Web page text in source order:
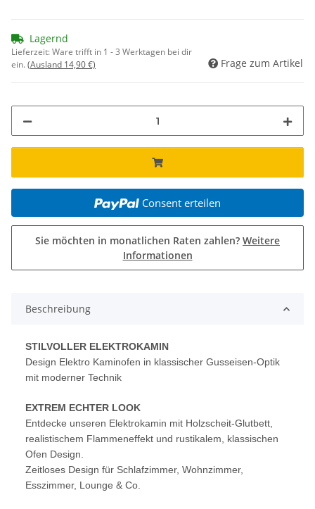
Lagernd
Lieferzeit:Ware trifft in 1 - 3 Werktagen bei dir
ein.(Ausland 14,90 €) Frage zum Artikel
Consent erteilen
Sie möchten in monatlichen Raten zahlen? Weitere
Informationen
Beschreibung
STILVOLLER ELEKTROKAMIN
Design Elektro Kaminofen in klassischer Gusseisen-Optik
mit moderner Technik
EXTREM ECHTER LOOK
Entdecke unseren Elektrokamin mit Holzscheit-Glutbett,
realistischem Flammeneffekt und rustikalem, klassischen
Ofen Design.
Zeitloses Design für Schlafzimmer, Wohnzimmer,
Esszimmer, Lounge & Co.